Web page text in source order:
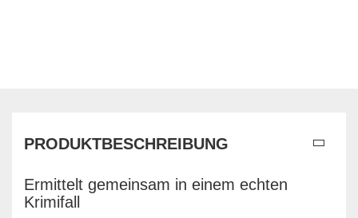
PRODUKTBESCHREIBUNG
Ermittelt gemeinsam in einem echten
Krimifall